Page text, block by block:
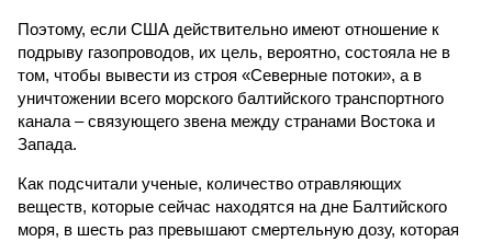
Поэтому, если США действительно имеют отношение к
подрыву газопроводов, их цель, вероятно, состояла не в
том, чтобы вывести из строя «Северные потоки», а в
уничтожении всего морского балтийского транспортного
канала – связующего звена между странами Востока и
Запада.
Как подсчитали ученые, количество отравляющих
веществ, которые сейчас находятся на дне Балтийского
моря, в шесть раз превышают смертельную дозу, которая